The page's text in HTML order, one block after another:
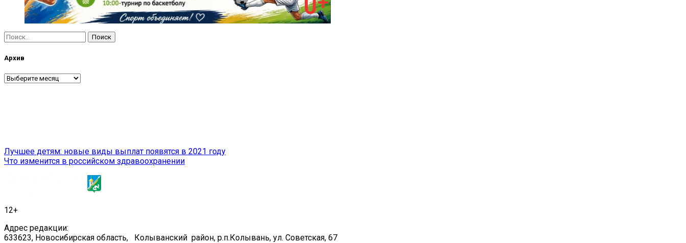
Найти:
Архив
Архив
Навигация
по
Лучшее детям: новые виды выплат появятся в 2021 году
Что изменится в российском здравоохранении
12+
Адрес редакции:
633623, Новосибирская область, Колыванский район, р.п.Колывань, ул. Советская, 67